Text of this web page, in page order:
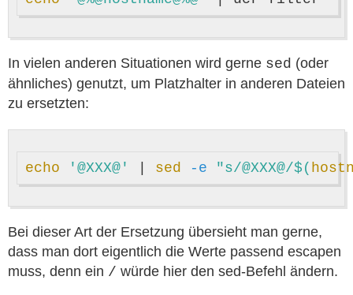
In vielen anderen Situationen wird gerne sed (oder
ähnliches) genutzt, um Platzhalter in anderen Dateien
zu ersetzten:
echo '@XXX@' sed -e "s/@XXX@/$(
Bei dieser Art der Ersetzung übersieht man gerne,
dass man dort eigentlich die Werte passend escapen
muss, denn ein / würde hier den sed-Befehl ändern.